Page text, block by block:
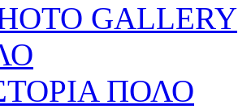
GALLERY
ΠΟΛΟ